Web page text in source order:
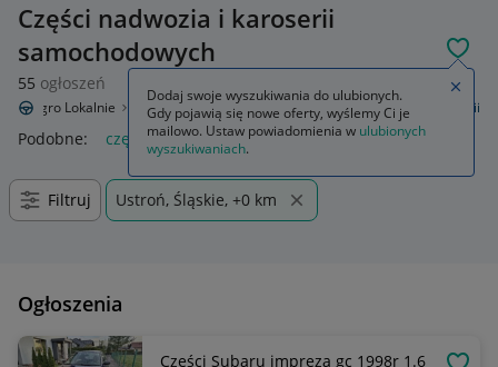
Części nadwozia i karoserii
samochodowych
55 ogłoszeń
Allegro Lokalnie Motoryzacja Części samochodowe Części karoserii
Podobne: części karoserii
Filtruj Ustroń, Śląskie, +0 km
Ogłoszenia
Części Subaru impreza gc 1998r 1.6
Dodaj swoje wyszukiwania do ulubionych.
Gdy pojawią się nowe oferty, wyślemy Ci je
mailowo. Ustaw powiadomienia w ulubionych
wyszukiwaniach.